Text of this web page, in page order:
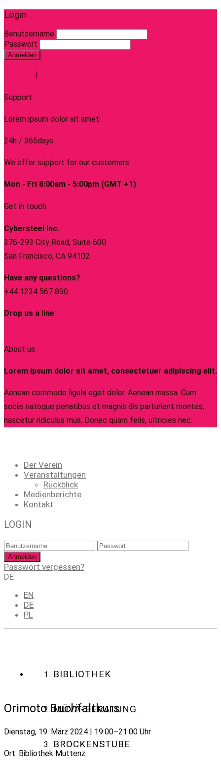
Login
Benutzername
Passwort
Anmelden
Support
Lorem ipsum dolor sit amet:
24h / 365days
We offer support for our customers
Mon - Fri 8:00am - 5:00pm (GMT +1)
Get in touch
Cybersteel Inc.
376-293 City Road, Suite 600
San Francisco, CA 94102
Have any questions?
+44 1234 567 890
Drop us a line
About us
Lorem ipsum dolor sit amet, consectetuer adipiscing elit.
Aenean commodo ligula eget dolor. Aenean massa. Cum
sociis natoque penatibus et magnis dis parturient montes,
nascetur ridiculus mus. Donec quam felis, ultricies nec.
Der Verein
Veranstaltungen
Rückblick
Medienberichte
Kontakt
LOGIN
Passwort vergessen?
DE
EN
DE
PL
BIBLIOTHEK
MÜVÄ-BERATUNG
BROCKENSTUBE
Orimoto Buchfaltkurs
Dienstag, 19. März 2024 | 19:00–21:00 Uhr
Ort: Bibliothek Muttenz